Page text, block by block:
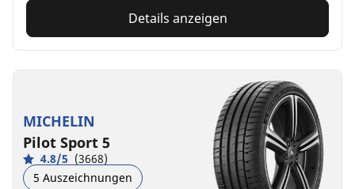
Details anzeigen
MICHELIN
Pilot Sport 5
4.8/5 (3668)
5 Auszeichnungen